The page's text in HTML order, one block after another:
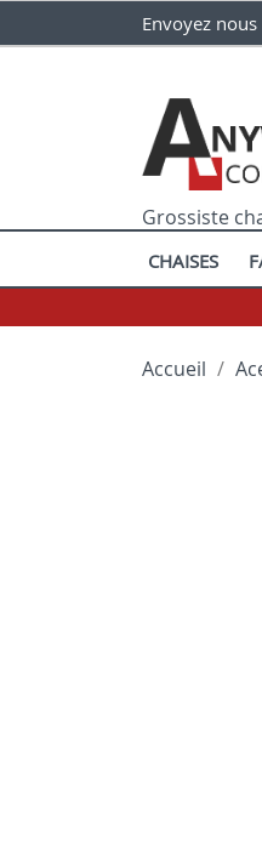
Envoyez
Grossiste
CHAISES
Accueil